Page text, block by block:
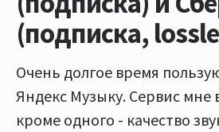
(подписка,
Очень долгое время
Яндекс Музыку. Сервис мне
кроме одного - качество